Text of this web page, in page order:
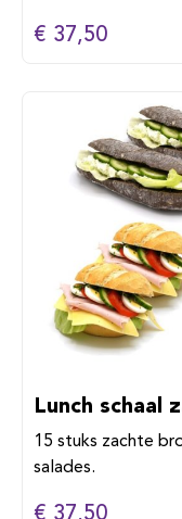
€ 37,50
Lunch schaal
15 stuks zachte
salades.